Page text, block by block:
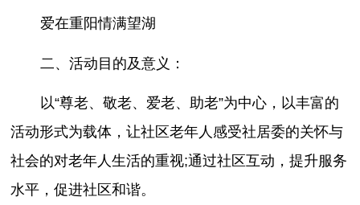
爱在重阳情满望湖
二、活动目的及意义：
以“尊老、敬老、爱老、助老”为中心，以丰富的
活动形式为载体，让社区老年人感受社居委的关怀与
社会的对老年人生活的重视;通过社区互动，提升服务
水平，促进社区和谐。